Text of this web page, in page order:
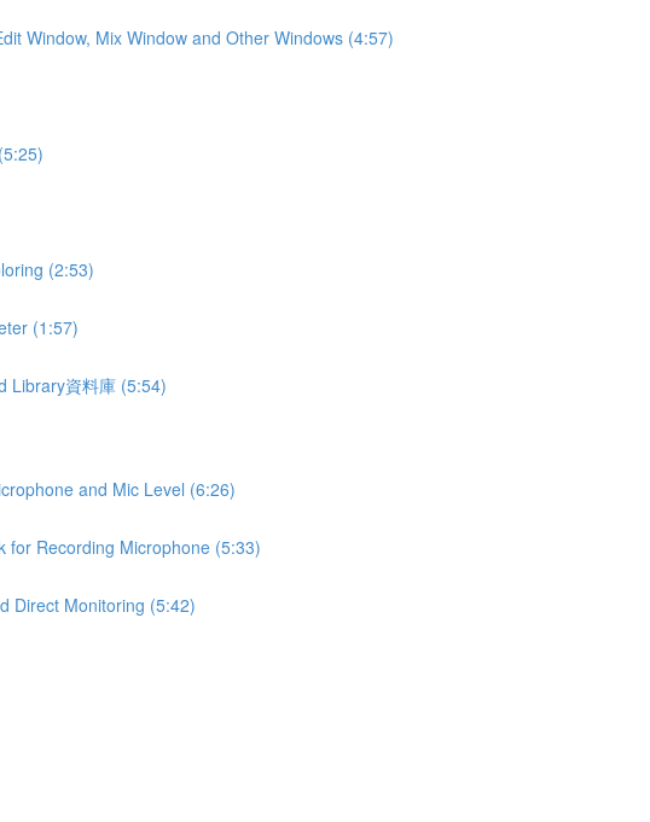
Window, Mix Window and Other Windows (4:57)
(2:53)
(1:57)
Library資料庫 (5:54)
and Mic Level (6:26)
for Recording Microphone (5:33)
Direct Monitoring (5:42)